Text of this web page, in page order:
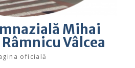
Mihai
Vâlcea
oficială